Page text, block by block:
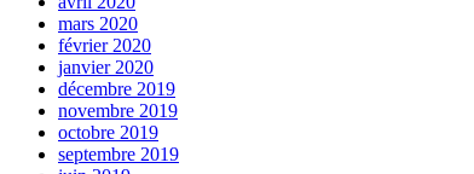
mars 2020
février 2020
janvier 2020
décembre 2019
novembre 2019
octobre 2019
septembre 2019